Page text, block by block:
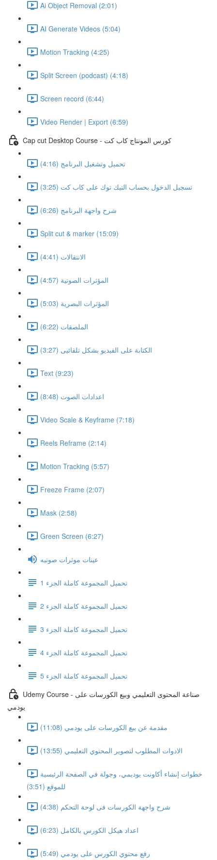
Ai Object Removal (2:01)
AI Generate Videos (5:04)
Motion Tracking (4:25)
Split Screen (podcast) (4:18)
Screen record (6:44)
Video Render | Export (6:59)
Cap cut Desktop Course - كورس المونتاج كاب كت
تحميل وتشغيل البرنامج (4:16)
تسجيل الدخول بحساب التيك توك على كاب كت (3:25)
شرح واجهة البرنامج (6:26)
Split cut & marker (15:09)
الانتقالات (4:41)
المؤثرات الصوتية (4:57)
المؤثرات البصرية (5:03)
الملصقات (6:22)
الكتابة على الفيديو بشكل تلقائيى (3:27)
Text (9:23)
اعدادات الصوت (8:48)
Video Scale & Keyframe (7:18)
Reels Reframe (2:14)
Motion Tracking (5:57)
Freeze Frame (2:07)
Mask (2:58)
Green Screen (6:27)
عينات موثرات صوتيه
تحميل المجموعة كاملة الجزء 1
تحميل المجموعة كاملة الجزء 2
تحميل المجموعة كاملة الجزء 3
تحميل المجموعة كاملة الجزء 4
تحميل المجموعة كاملة الجزء 5
Udemy Course - صناعة المحتوى التعليمي وبيع الكورسات على
يودمي
مقدمة عن بيع الكورسات على يودمي (11:08)
الادوات المطلوب لتصوير المحتوي التعليمي (13:55)
خطوات إنشاء أكاونت يوديمي، وجولة في الصفحة الرئيسية
للموقع (3:51)
شرح واجهة الكورسات فى لوحة التحكم (4:38)
اعداد هيكل الكورس بالكامل (6:23)
رفع محتوي الكورس على يودمي (5:49)